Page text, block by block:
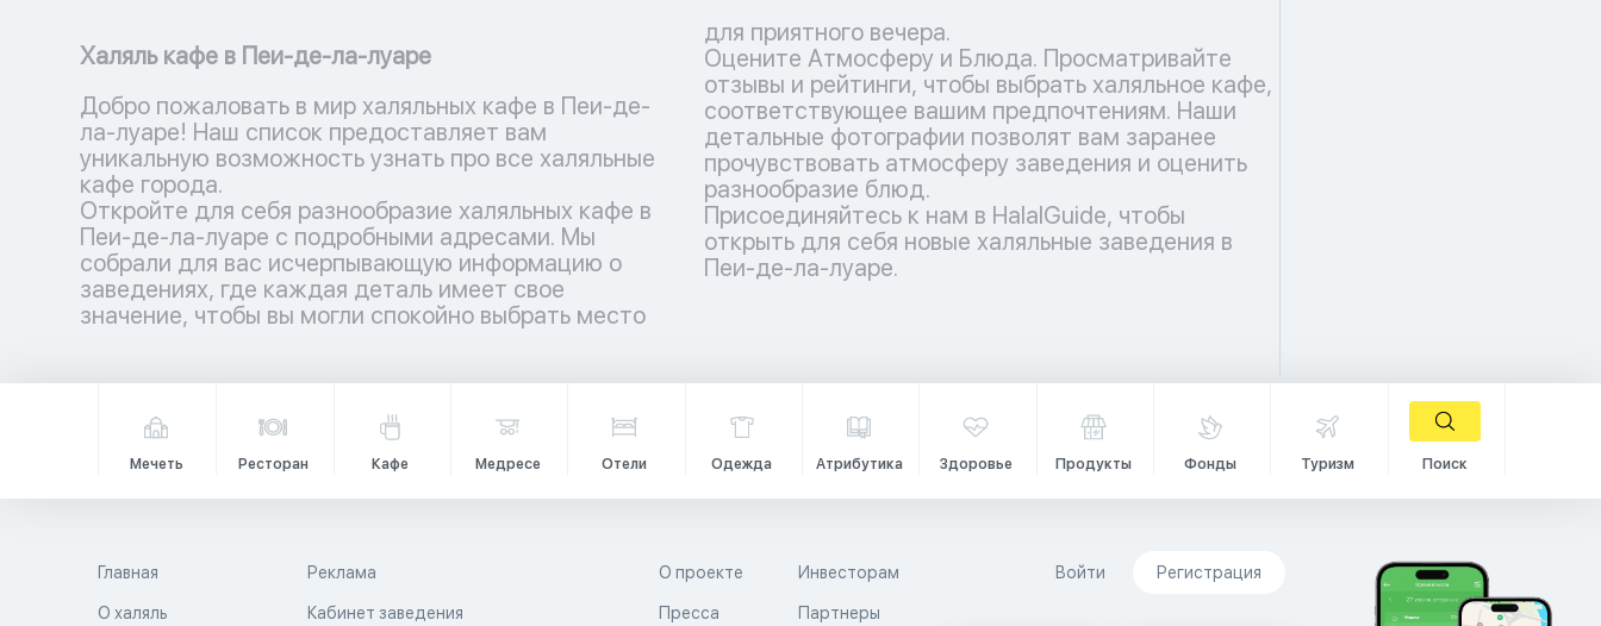
Халяль кафе в Пеи-де-ла-луаре
Добро пожаловать в мир халяльных кафе в Пеи-де-
ла-луаре! Наш список предоставляет вам
уникальную возможность узнать про все халяльные
кафе города.
Откройте для себя разнообразие халяльных кафе в
Пеи-де-ла-луаре с подробными адресами. Мы
собрали для вас исчерпывающую информацию о
заведениях, где каждая деталь имеет свое
значение, чтобы вы могли спокойно выбрать место
для приятного вечера.
Оцените Атмосферу и Блюда. Просматривайте
отзывы и рейтинги, чтобы выбрать халяльное кафе,
соответствующее вашим предпочтениям. Наши
детальные фотографии позволят вам заранее
прочувствовать атмосферу заведения и оценить
разнообразие блюд.
Присоединяйтесь к нам в HalalGuide, чтобы
открыть для себя новые халяльные заведения в
Пеи-де-ла-луаре.
Мечеть Ресторан Кафе Медресе Отели Одежда Атрибутика Здоровье Продукты Фонды Туризм Поиск
Главная
О халяль
Реклама
Кабинет заведения
О проекте
Пресса
Инвесторам
Партнеры
Войти Регистрация